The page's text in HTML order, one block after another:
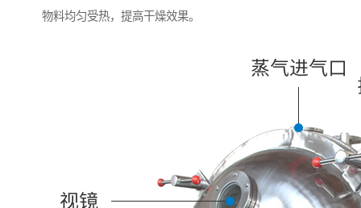
物料均匀受热，提高干燥效果。